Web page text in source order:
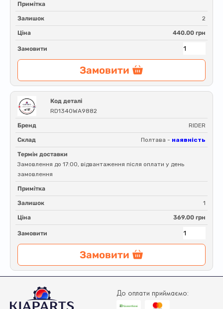
Примітка
Залишок 2
Ціна 440.00 грн
Замовити
Замовити
Код деталі
RD1340WA9882
Бренд RIDER
Склад Полтава - наявність
Термін доставки
Замовлення до 17:00, відвантаження після оплати у день
замовлення
Примітка
Залишок 1
Ціна 369.00 грн
Замовити
Замовити
До оплати приймаємо: